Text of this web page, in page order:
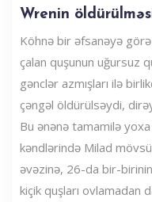
Wrenin
Köhnə bir əfsanəyə
çalan quşunun uğursuz
gənclər azmışları ilə
çəngəl öldürülsəydi,
Bu ənənə tamamilə
kəndlərində Milad
əvəzinə, 26-da bir-
kiçik quşları ovlamadan